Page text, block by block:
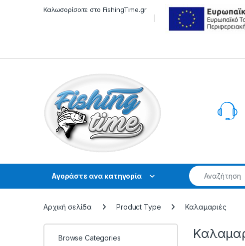
Καλωσορίσατε στο FishingTime.gr
Αγοράστε ανα κατηγορία
Αρχική σελίδα Product Type Καλαμαριές
Browse Categories